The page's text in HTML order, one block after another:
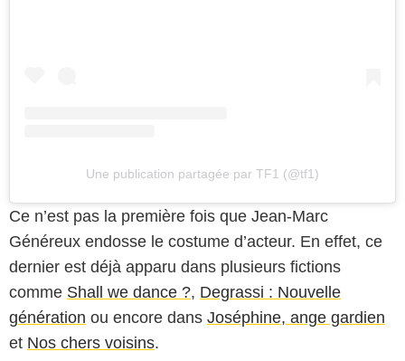
Une publication partagée par TF1 (@tf1)
Ce n’est pas la première fois que Jean-Marc
Généreux endosse le costume d’acteur. En effet, ce
dernier est déjà apparu dans plusieurs fictions
comme Shall we dance ?, Degrassi : Nouvelle
génération ou encore dans Joséphine, ange gardien
et Nos chers voisins.